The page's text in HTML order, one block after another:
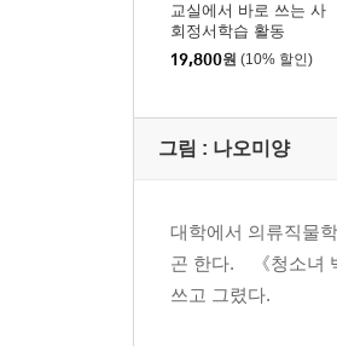
교실에서 바로 쓰는 사
회정서학습 활동
19,800원 (10% 할인)
그림 : 나오미양
대학에서 의류직물
곤 한다. 《청소녀
쓰고 그렸다.